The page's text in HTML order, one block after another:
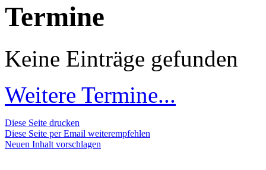
Termine
Keine Einträge gefunden
Weitere Termine...
Diese Seite drucken
Diese Seite per Email weiterempfehlen
Neuen Inhalt vorschlagen